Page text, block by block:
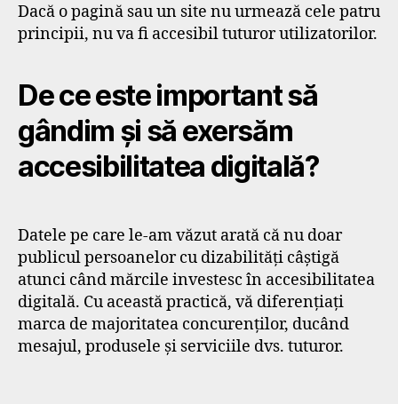
Dacă o pagină sau un site nu urmează cele patru
principii, nu va fi accesibil tuturor utilizatorilor.
De ce este important să
gândim și să exersăm
accesibilitatea digitală?
Datele pe care le-am văzut arată că nu doar
publicul persoanelor cu dizabilități câștigă
atunci când mărcile investesc în accesibilitatea
digitală. Cu această practică, vă diferențiați
marca de majoritatea concurenților, ducând
mesajul, produsele și serviciile dvs. tuturor.